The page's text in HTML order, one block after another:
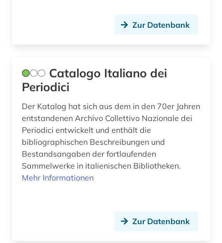
karl viktor von (1)
karte (1)
katalog (6)
kirchenbuch (1)
kirchenmusik (1)
Zur Datenbank
Catalogo Italiano dei
Periodici
Der Katalog hat sich aus dem in den 70er Jahren
entstandenen Archivo Collettivo Nazionale dei
Periodici entwickelt und enthält die
bibliographischen Beschreibungen und
Bestandsangaben der fortlaufenden
Sammelwerke in italienischen Bibliotheken.
Mehr Informationen
Zur Datenbank